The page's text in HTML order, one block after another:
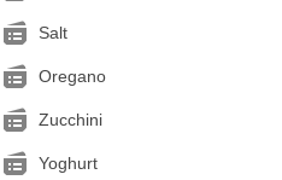
Salt
Oregano
Zucchini
Yoghurt